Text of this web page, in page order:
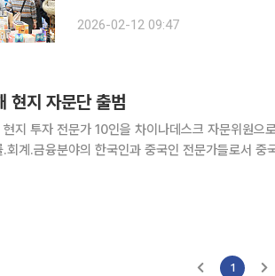
고 있다. 6일에는 인천항 개항 이래
2026-02-12 09:47
현지 자문단 출범
전문가 10인을 차이나데스크 자문위원으로 위촉했다고 3일 밝혔
회계.금융분야의 한국인과 중국인 전문가들로서
1